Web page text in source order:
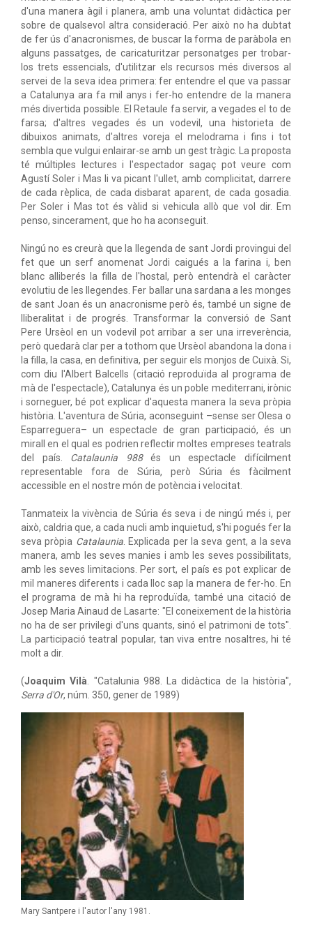
Mary Santpere i l'autor l'any 1981.
d'una manera àgil i planera, amb una voluntat didàctica per
sobre de qualsevol altra consideració. Per això no ha dubtat
de fer ús d'anacronismes, de buscar la forma de paràbola en
alguns passatges, de caricaturitzar personatges per trobar-
los trets essencials, d'utilitzar els recursos més diversos al
servei de la seva idea primera: fer entendre el que va passar
a Catalunya ara fa mil anys i fer-ho entendre de la manera
més divertida possible. El Retaule fa servir, a vegades el to de
farsa; d'altres vegades és un vodevil, una historieta de
dibuixos animats, d'altres voreja el melodrama i fins i tot
sembla que vulgui enlairar-se amb un gest tràgic. La proposta
té múltiples lectures i l'espectador sagaç pot veure com
Agustí Soler i Mas li va picant l'ullet, amb complicitat, darrere
de cada rèplica, de cada disbarat aparent, de cada gosadia.
Per Soler i Mas tot és vàlid si vehicula allò que vol dir. Em
penso, sincerament, que ho ha aconseguit.
Ningú no es creurà que la llegenda de sant Jordi provingui del
fet que un serf anomenat Jordi caigués a la farina i, ben
blanc alliberés la filla de l'hostal, però entendrà el caràcter
evolutiu de les llegendes. Fer ballar una sardana a les monges
de sant Joan és un anacronisme però és, també un signe de
lliberalitat i de progrés. Transformar la conversió de Sant
Pere Ursèol en un vodevil pot arribar a ser una irreverència,
però quedarà clar per a tothom que Ursèol abandona la dona i
la filla, la casa, en definitiva, per seguir els monjos de Cuixà. Si,
com diu l'Albert Balcells (citació reproduïda al programa de
mà de l'espectacle), Catalunya és un poble mediterrani, irònic
i sorneguer, bé pot explicar d'aquesta manera la seva pròpia
història. L'aventura de Súria, aconseguint –sense ser Olesa o
Esparreguera– un espectacle de gran participació, és un
mirall en el qual es podrien reflectir moltes empreses teatrals
del país. Catalaunia 988és un espectacle difícilment
representable fora de Súria, però Súria és fàcilment
accessible en el nostre món de potència i velocitat.
Tanmateix la vivència de Súria és seva i de ningú més i, per
això, caldria que, a cada nucli amb inquietud, s'hi pogués fer la
seva pròpia Catalaunia. Explicada per la seva gent, a la seva
manera, amb les seves manies i amb les seves possibilitats,
amb les seves limitacions. Per sort, el país es pot explicar de
mil maneres diferents i cada lloc sap la manera de fer-ho. En
el programa de mà hi ha reproduïda, també una citació de
Josep Maria Ainaud de Lasarte: "El coneixement de la història
no ha de ser privilegi d'uns quants, sinó el patrimoni de tots".
La participació teatral popular, tan viva entre nosaltres, hi té
molt a dir.
(Joaquim Vilà . "Catalunia 988. La didàctica de la història",
Serra d'Or, núm. 350, gener de 1989)